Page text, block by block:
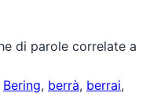
di parole correlate a
Bering, berrà, berrai,